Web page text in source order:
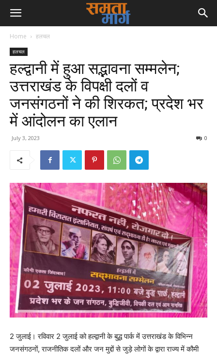
Home हलचल
हलचल
हल्द्वानी में हुआ सद्भावना सम्मलेन;
उत्तराखंड के विपक्षी दलों व
जनसंगठनों ने की शिरकत; प्रदेश भर
में आंदोलन का एलान
July 3, 2023 0
2 जुलाई। रविवार 2 जुलाई को हल्द्वानी के बुद्ध पार्क में उत्तराखंड के विभिन्न
जनसंगठनों, राजनीतिक दलों और जन मुद्दों से जुड़े लोगों के द्वारा राज्य में कौमी